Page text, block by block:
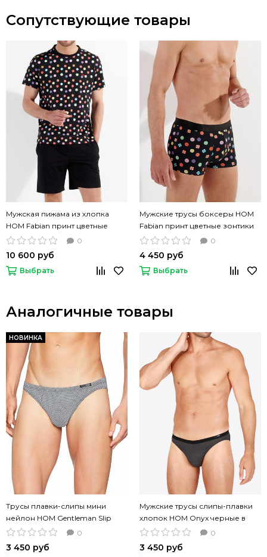
Сопутствующие товары
Мужская пижама из хлопка
HOM Fabian принт цветные
зонтики
0
10 600 руб
Выбрать
Мужские трусы боксеры HOM
Fabian принт цветные зонтики
0
4 450 руб
Выбрать
Аналогичные товары
НОВИНКА
Трусы плавки-слипы мини
нейлон HOM Gentleman Slip
черно-белые
0
3 450 руб
Мужские трусы слипы-плавки
хлопок HOM Onyx черные в
белую крапинку
0
3 450 руб